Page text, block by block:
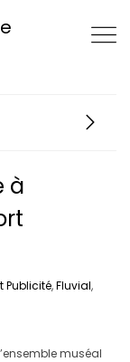
à
Publicité,Fluvial,
muséal